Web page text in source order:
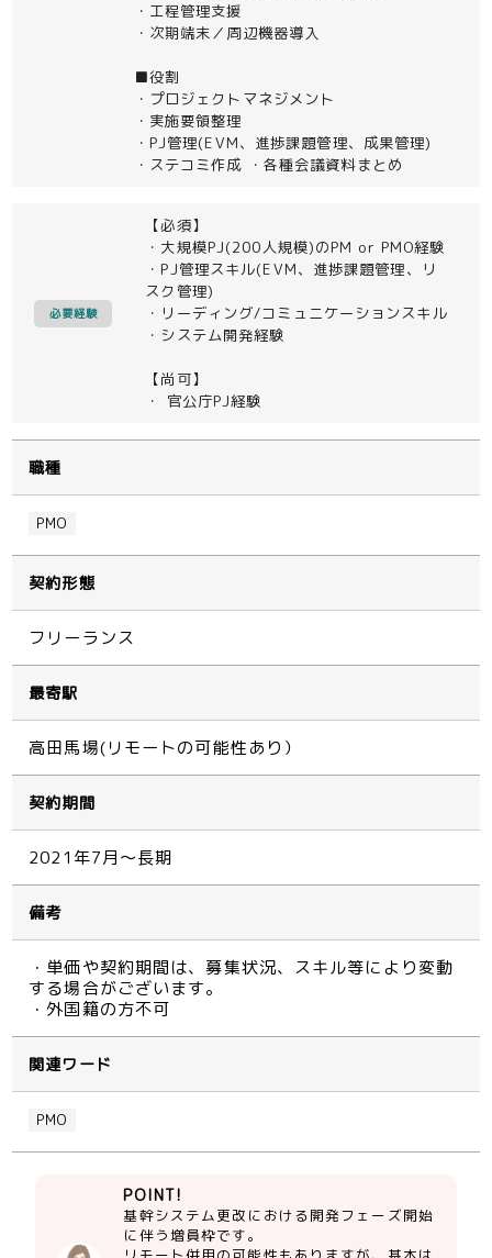
・工程管理支援
・次期端末／周辺機器導入
■役割
・プロジェクトマネジメント
・実施要領整理
・PJ管理(EVM、進捗課題管理、成果管理)
・ステコミ作成 ・各種会議資料まとめ
必要経験
【必須】
・大規模PJ(200人規模)のPM or PMO経験
・PJ管理スキル(EVM、進捗課題管理、リ
スク管理)
・リーディング/コミュニケーションスキル
・システム開発経験
【尚可】
・ 官公庁PJ経験
職種
PMO
契約形態
フリーランス
最寄駅
高田馬場(リモートの可能性あり）
契約期間
2021年7月～長期
備考
・単価や契約期間は、募集状況、スキル等により変動
する場合がございます。
・外国籍の方不可
関連ワード
PMO
POINT!
基幹システム更改における開発フェーズ開始
に伴う増員枠です。